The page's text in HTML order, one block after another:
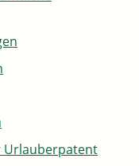
Urlauberpatent